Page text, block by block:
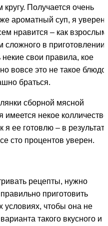
Получается очень
ароматный суп, я уверен,
нравится – как
сложного в приготовлении
некие свои правила, кое
вовсе это не такое блюдо,
браться.
сборной мясной
имеется некое
я ее готовлю – в
сто процентов уверен.
рецепты, нужно
приготовить
чтобы она не
такого вкусного и